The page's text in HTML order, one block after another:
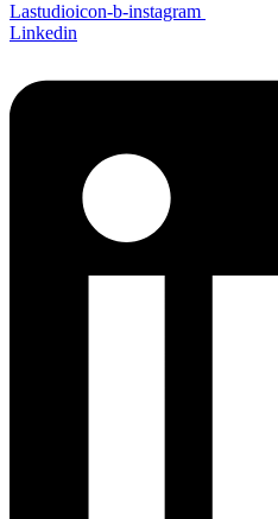
Lastudioicon-b-instagram
Linkedin